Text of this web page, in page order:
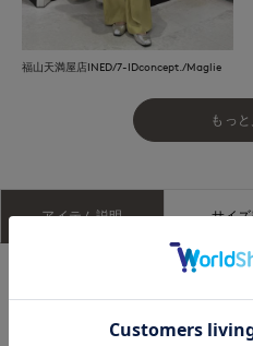
福山天満屋店INED/7-IDconcept./Maglie
もっ
アイテム説明 サイ
程よい落ち感のあるフィブリル
ドパンツ。ウエストゴム仕様と